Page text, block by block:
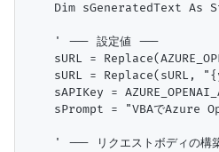
Dim sGeneratedText As
    ' --- 設定値 ---
sURL =
sURL = Replace(sURL,
sAPIKey =
sPrompt = "VBAでAzure
' --- リクエストボディの構